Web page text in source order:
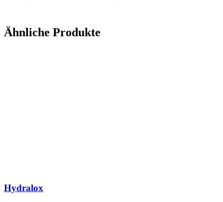
Ähnliche Produkte
Hydralox